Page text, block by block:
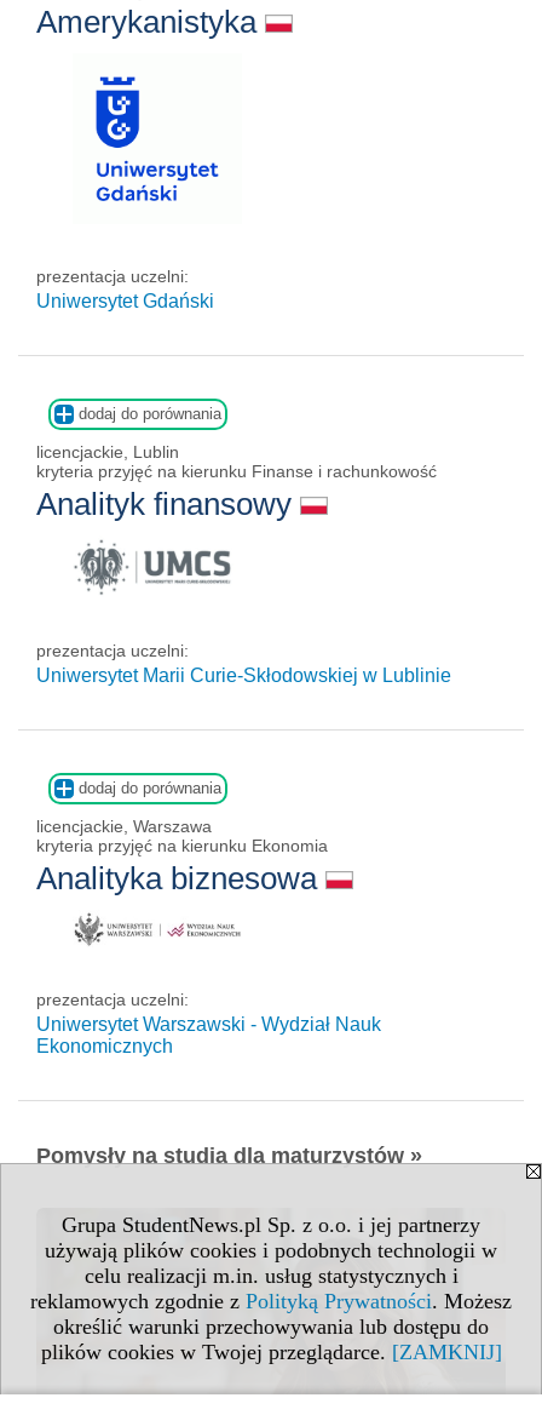
Grupa StudentNews.pl Sp. z o.o. i jej partnerzy
używają plików cookies i podobnych technologii w
celu realizacji m.in. usług statystycznych i
reklamowych zgodnie z Polityką Prywatności. Możesz
określić warunki przechowywania lub dostępu do
plików cookies w Twojej przeglądarce. [ZAMKNIJ]
Amerykanistyka
prezentacja uczelni:
Uniwersytet Gdański
dodaj do porównania
licencjackie, Lublin
kryteria przyjęć na kierunku Finanse i rachunkowość
Analityk finansowy
prezentacja uczelni:
Uniwersytet Marii Curie-Skłodowskiej w Lublinie
dodaj do porównania
licencjackie, Warszawa
kryteria przyjęć na kierunku Ekonomia
Analityka biznesowa
prezentacja uczelni:
Uniwersytet Warszawski - Wydział Nauk
Ekonomicznych
Pomysły na studia dla maturzystów »